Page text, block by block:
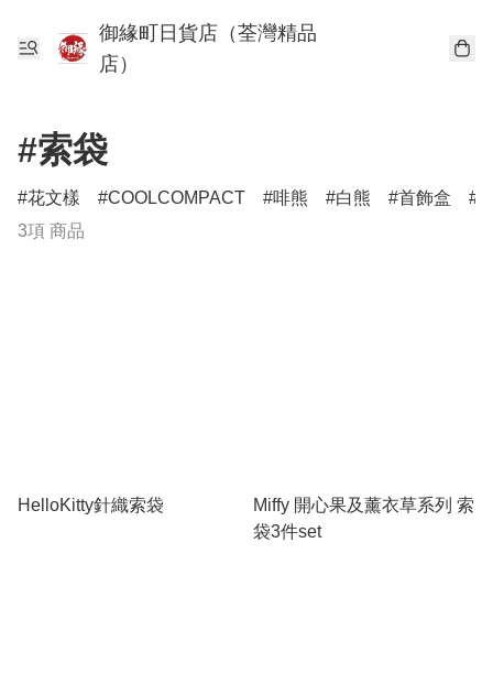
御緣町日貨店（荃灣精品
店）
#索袋
花文樣 COOLCOMPACT 啡熊 白熊 首飾盒
3項 商品
HelloKitty針織索袋
Miffy 開心果及薰衣草系列 索
袋3件set